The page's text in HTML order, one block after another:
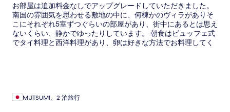
お部屋は追加料金なしでアップグレードしていただきました。
南国の雰囲気を思わせる敷地の中に、何棟かのヴィラがありそ
こにそれぞれ5室ずつぐらいの部屋があり、街中にあるとは思え
ないくらい、静かでゆったりしています。 朝食はビュッフェ式
でタイ料理と西洋料理があり、卵は好きな方法でお料理してく
MUTSUMI、2 泊旅行